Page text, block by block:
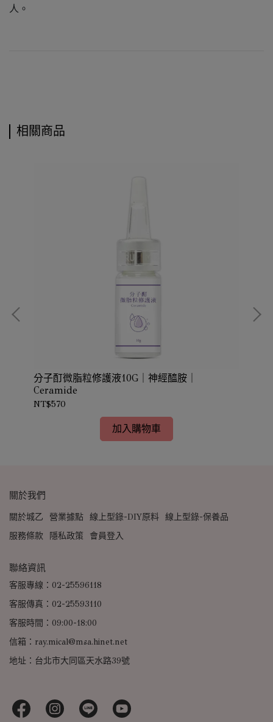
人。
相關商品
分子酊微脂粒修護液10G｜神經醯胺｜
Ceramide
NT$570
加入購物車
關於我們
關於城乙 營業據點 線上型錄-DIY原料 線上型錄-保養品
服務條款
隱私政策 會員登入
聯絡資訊
客服專線：02-25596118
客服傳真：02-25593110
客服時間：09:00-18:00
信箱：ray.mical@msa.hinet.net
地址：台北市大同區天水路39號